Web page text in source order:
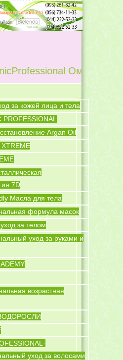
за кожей лица и тела
PROFESSIONAL
Argan Oil
XTREME
7D
Масла для тела
формула масок
за телом
уход за руками и
возрастная
уход за волосами